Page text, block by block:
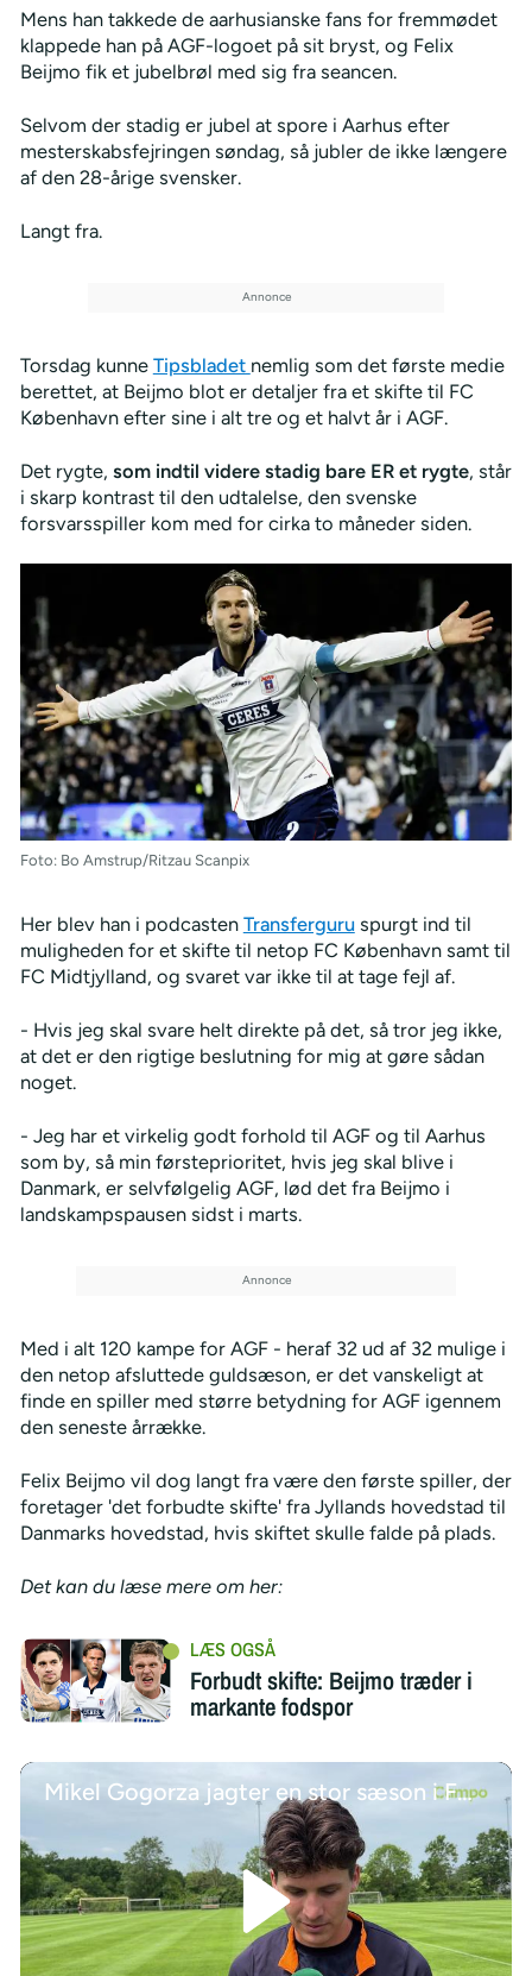
Mens han takkede de aarhusianske fans for fremmødet
klappede han på AGF-logoet på sit bryst, og Felix
Beijmo fik et jubelbrøl med sig fra seancen.
Selvom der stadig er jubel at spore i Aarhus efter
mesterskabsfejringen søndag, så jubler de ikke længere
af den 28-årige svensker.
Langt fra.
Torsdag kunne Tipsbladet nemlig som det første medie
berettet, at Beijmo blot er detaljer fra et skifte til FC
København efter sine i alt tre og et halvt år i AGF.
Det rygte, som indtil videre stadig bare ER et rygte, står
i skarp kontrast til den udtalelse, den svenske
forsvarsspiller kom med for cirka to måneder siden.
Foto: Bo Amstrup/Ritzau Scanpix
Her blev han i podcasten Transferguruspurgt ind til
muligheden for et skifte til netop FC København samt til
FC Midtjylland, og svaret var ikke til at tage fejl af.
- Hvis jeg skal svare helt direkte på det, så tror jeg ikke,
at det er den rigtige beslutning for mig at gøre sådan
noget.
- Jeg har et virkelig godt forhold til AGF og til Aarhus
som by, så min førsteprioritet, hvis jeg skal blive i
Danmark, er selvfølgelig AGF, lød det fra Beijmo i
landskampspausen sidst i marts.
Med i alt 120 kampe for AGF - heraf 32 ud af 32 mulige i
den netop afsluttede guldsæson, er det vanskeligt at
finde en spiller med større betydning for AGF igennem
den seneste årrække.
Felix Beijmo vil dog langt fra være den første spiller, der
foretager 'det forbudte skifte' fra Jyllands hovedstad til
Danmarks hovedstad, hvis skiftet skulle falde på plads.
Det kan du læse mere om her:
Forbudt skifte: Beijmo træder i
markante fodspor
Mikel Gogorza jagter en stor sæson i FCM